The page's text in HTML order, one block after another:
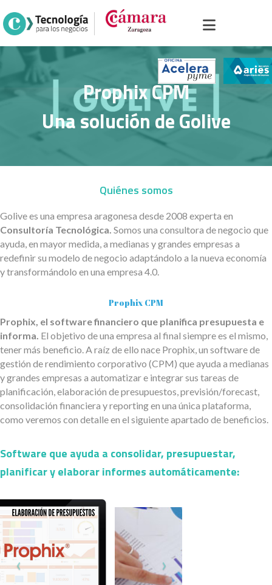
> Portal sector industria Soluciones
CPM
Prophix CPM
Una solución de Golive
Quiénes somos
Golive es una empresa aragonesa desde 2008 experta en
Consultoría Tecnológica. Somos una consultora de negocio que
ayuda, en mayor medida, a medianas y grandes empresas a
redefinir su modelo de negocio adaptándolo a la nueva economía
y transformándolo en una empresa 4.0.
Prophix CPM
Prophix, el software financiero que planifica presupuesta e
informa. El objetivo de una empresa al final siempre es el mismo,
tener más beneficio. A raíz de ello nace Prophix, un software de
gestión de rendimiento corporativo (CPM) que ayuda a medianas
y grandes empresas a automatizar e integrar sus tareas de
planificación, elaboración de presupuestos, previsión/forecast,
consolidación financiera y reporting en una única plataforma,
como veremos con detalle en el siguiente apartado de beneficios.
Software que ayuda a consolidar, presupuestar,
planificar y elaborar informes automáticamente: